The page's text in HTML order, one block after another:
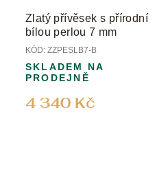
Zlatý přívěsek s přírodní
bílou perlou 7 mm
KÓD: ZZPESLB7-B
4 340 Kč
SKLADEM NA
PRODEJNĚ